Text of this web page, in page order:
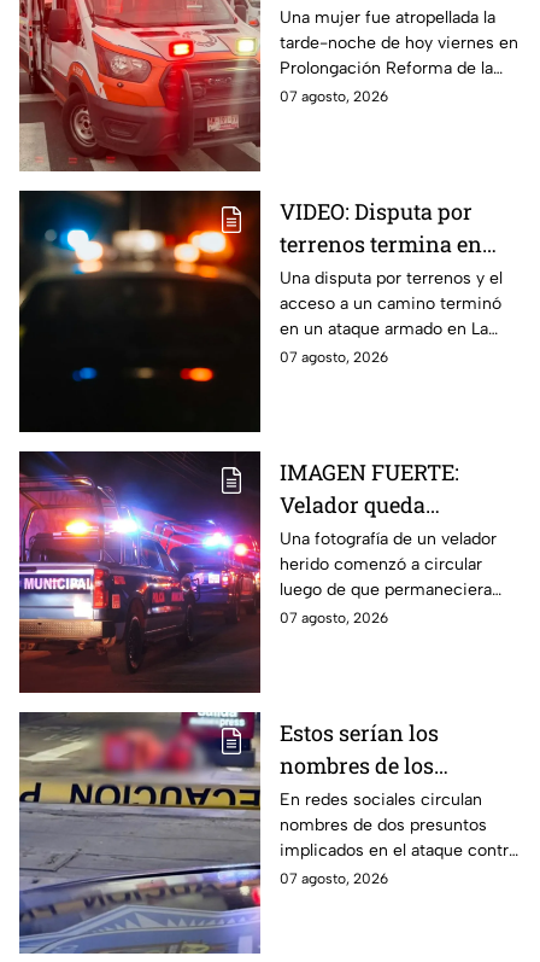
Reforma, en Puebla,
hoy viernes; así se vio
la zona
Una mujer fue atropellada la
tarde-noche de hoy viernes en
Prolongación Reforma de la
ciudad de Puebla; toma
07 agosto, 2026
VIDEO: Disputa por
terrenos termina en
ataque armado en
Chihuahua; padre
muere y su hijo queda
herido
Una disputa por terrenos y el
acceso a un camino terminó
en un ataque armado en La
Regina, Chihuahua, donde un
07 agosto, 2026
IMAGEN FUERTE:
Velador queda
gravemente herido tras
ataque con arma
blanca en
Aguascalientes
Una fotografía de un velador
herido comenzó a circular
luego de que permaneciera
varias horas hospitalizado tras
07 agosto, 2026
Estos serían los
nombres de los
presuntos implicados
en ataque contra César
Gastélum en Culiacán
En redes sociales circulan
nombres de dos presuntos
implicados en el ataque contra
el creador de contenido César
07 agosto, 2026